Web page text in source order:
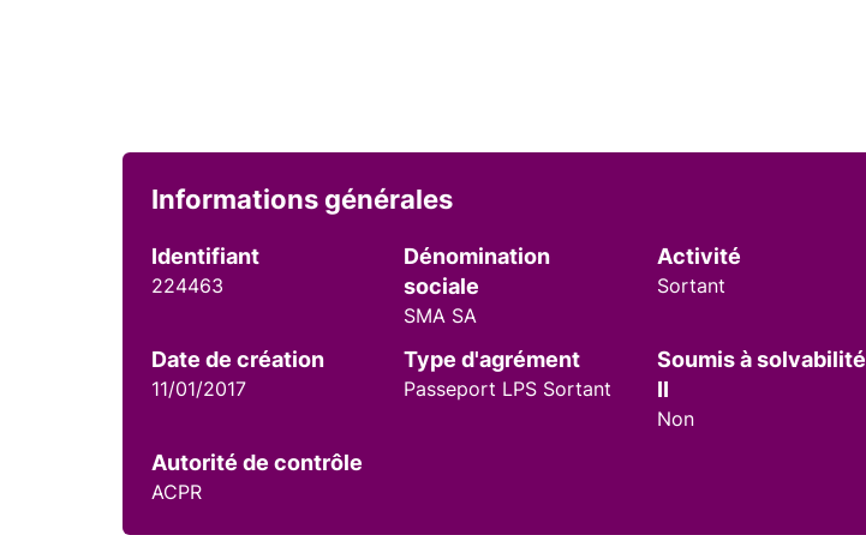
Informations générales
Identifiant
224463
Dénomination
sociale
SMA SA
Activité
Sortant
Date de création
11/01/2017
Type d'agrément
Passeport LPS Sortant
Soumis à solvabilité
II
Non
Autorité de contrôle
ACPR